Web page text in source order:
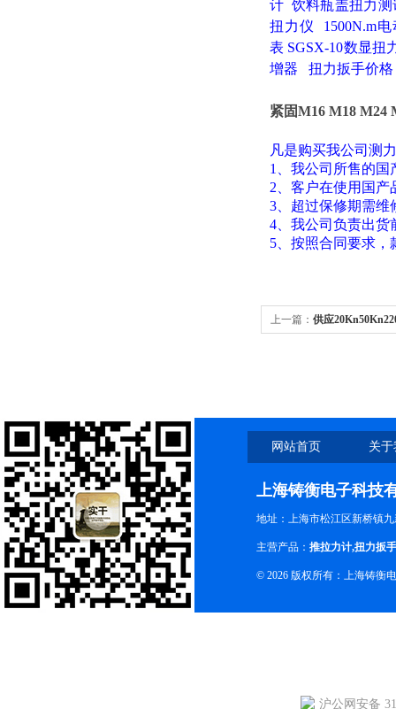
计 饮料瓶盖扭力测
扭力仪
1500N.m
表 SGSX-10数显扭
增器
扭力扳手价格
紧固M16 M18 M24
凡是购买我公司测
1、我公司所售的国
2、客户在使用国
3、超过保修期需维
4、我公司负责出货
5、按照合同要求
上一篇： 供应
网站首页 关
上海铸衡电子科技
地址：上海市松江区新桥镇
主营产品： 推拉力计,扭力扳手
© 2026 版权所有：上海铸衡
沪公网安备